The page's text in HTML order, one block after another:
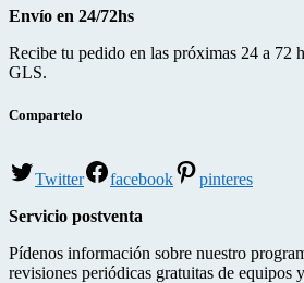
Envío en 24/72hs
Recibe tu pedido en las próximas 24 a 72
GLS.
Compartelo
Twitter facebook
pinteres
Servicio postventa
Pídenos información sobre nuestro
revisiones periódicas gratuitas de equipos